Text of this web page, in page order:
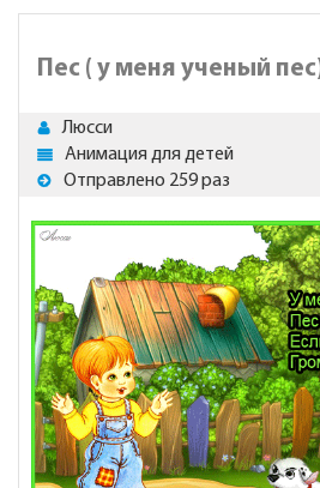
Пес ( у меня ученый
Люсси
Анимация для детей
Отправлено 259 раз